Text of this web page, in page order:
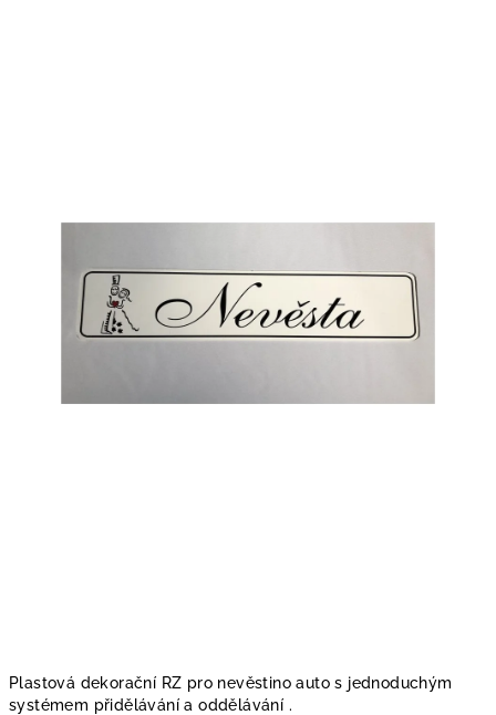
Plastová dekorační RZ pro nevěstino auto s jednoduchým
systémem přidělávání a oddělávání .